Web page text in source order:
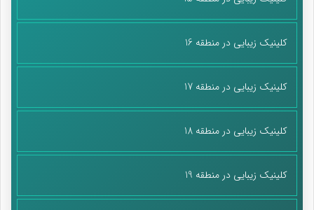
کلینیک زیبایی در منطقه 16
کلینیک زیبایی در منطقه 17
کلینیک زیبایی در منطقه 18
کلینیک زیبایی در منطقه 19